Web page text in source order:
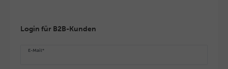
Login für B2B-Kunden
E-Mail*